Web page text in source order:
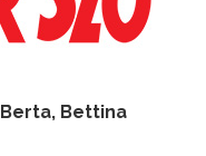
Berta, Bettina